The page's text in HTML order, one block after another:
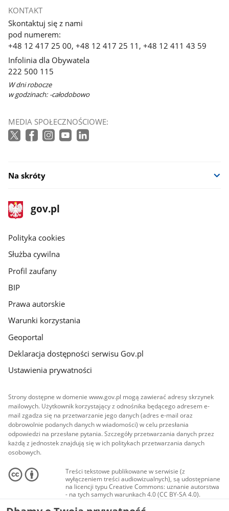
KONTAKT
Skontaktuj się z nami
pod numerem:
+48 12 417 25 00, +48 12 417 25 11, +48 12 411 43 59
Infolinia dla Obywatela
222 500 115
W dni robocze
w godzinach: -całodobowo
MEDIA SPOŁECZNOŚCIOWE:
Na skróty
stopka
gov.pl
Strona
gov.pl
gov.pl
Polityka cookies
Służba cywilna
Profil zaufany
BIP
Prawa autorskie
Warunki korzystania
Geoportal
Deklaracja dostępności serwisu Gov.pl
Ustawienia prywatności
Strony dostępne w domenie www.gov.pl mogą zawierać adresy skrzynek
mailowych. Użytkownik korzystający z odnośnika będącego adresem e-
mail zgadza się na przetwarzanie jego danych (adres e-mail oraz
dobrowolnie podanych danych w wiadomości) w celu przesłania
odpowiedzi na przesłane pytania. Szczegóły przetwarzania danych przez
każdą z jednostek znajdują się w ich politykach przetwarzania danych
osobowych.
Treści tekstowe publikowane w serwisie (z
wyłączeniem treści audiowizualnych), są udostępniane
na licencji typu Creative Commons: uznanie autorstwa
- na tych samych warunkach 4.0 (CC BY-SA 4.0).
Materiały audiowizualne, w tym zdjęcia, materiały